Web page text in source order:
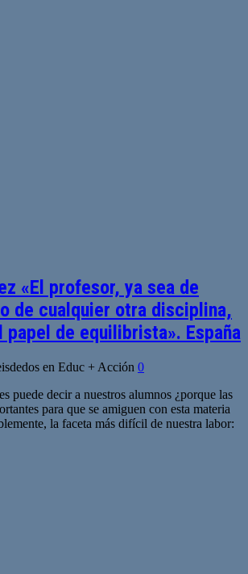
«El profesor, ya sea de
de cualquier otra disciplina,
papel de equilibrista». España
en Educ + Acción 0
puede decir a nuestros alumnos ¿porque las
para que se amiguen con esta materia
la faceta más difícil de nuestra labor: